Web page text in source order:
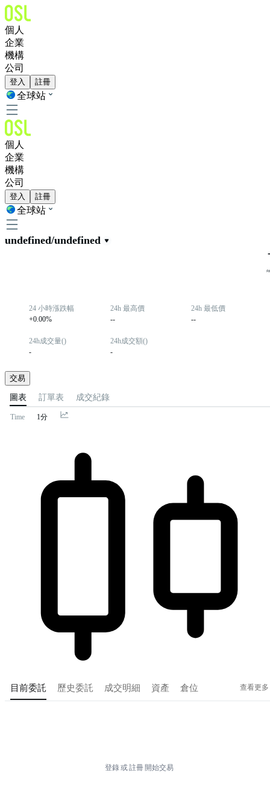
個人
企業
機構
公司
登入 註冊
全球站
個人
企業
機構
公司
登入 註冊
全球站
undefined/undefined
24 小時漲跌幅
+0.00%
24h 最高價
--
24h 最低價
--
24h成交量()
-
24h成交額()
-
交易
圖表 訂單表 成交紀錄
Time 1分
目前委託 歷史委託 成交明細 資產 倉位 查看更多
登錄或註冊 開始交易